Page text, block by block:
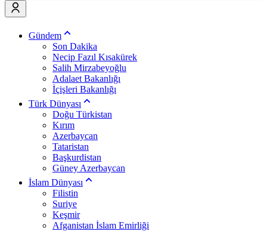
Gündem
Son Dakika
Necip Fazıl Kısakürek
Salih Mirzabeyoğlu
Adalaet Bakanlığı
İçişleri Bakanlığı
Türk Dünyası
Doğu Türkistan
Kırım
Azerbaycan
Tataristan
Başkurdistan
Güney Azerbaycan
İslam Dünyası
Filistin
Suriye
Keşmir
Afganistan İslam Emirliği